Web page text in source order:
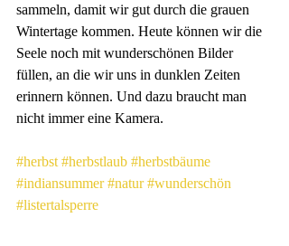
sammeln, damit wir gut durch die grauen
Wintertage kommen. Heute können wir die
Seele noch mit wunderschönen Bilder
füllen, an die wir uns in dunklen Zeiten
erinnern können. Und dazu braucht man
nicht immer eine Kamera.
#herbst #herbstlaub #herbstbäume
#indiansummer #natur #wunderschön
#listertalsperre